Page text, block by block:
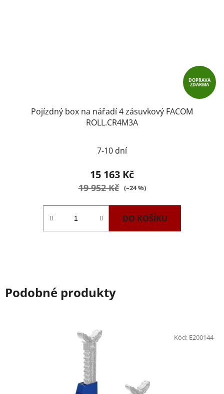
DOPRAVA
ZDARMA
Pojízdný box na nářadí 4 zásuvkový FACOM
ROLL.CR4M3A
7-10 dní
15 163 Kč
19 952 Kč (–24 %)
DO KOŠÍKU
Podobné produkty
Kód: E200144